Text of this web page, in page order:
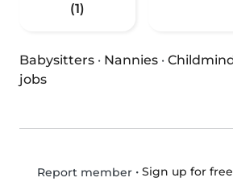
(1)
Babysitters · Nannies ·
jobs
Report member• Sign up for free